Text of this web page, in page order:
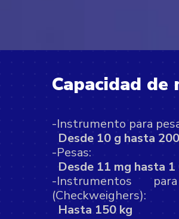
Capacidad
-Instrumento para
Desde 10 g hasta
-Pesas:
Desde 11 mg hasta 1
-Instrumentos
(Checkweighers):
Hasta 150 kg